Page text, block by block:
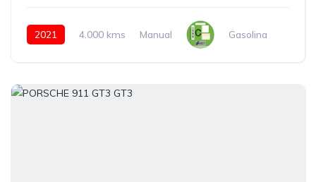
2021 4.000 kms Manual Gasolina